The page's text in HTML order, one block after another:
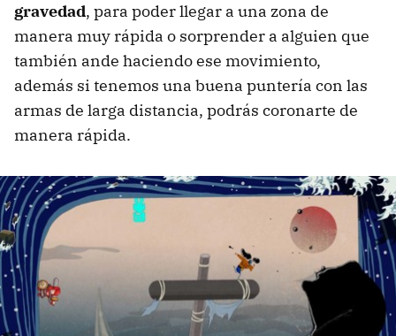
gravedad, para poder llegar a una zona de
manera muy rápida o sorprender a alguien que
también ande haciendo ese movimiento,
además si tenemos una buena puntería con las
armas de larga distancia, podrás coronarte de
manera rápida.